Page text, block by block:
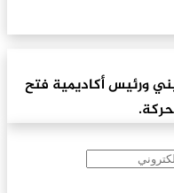
ورئيس أكاديمية فتح